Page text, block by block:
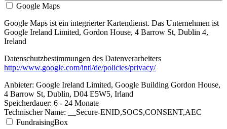
Google Maps
Google Maps ist ein integrierter Kartendienst. Das Unternehmen ist
Google Ireland Limited, Gordon House, 4 Barrow St, Dublin 4,
Ireland
Datenschutzbestimmungen des Datenverarbeiters
http://www.google.com/intl/de/policies/privacy/
Anbieter: Google Ireland Limited, Google Building Gordon House,
4 Barrow St, Dublin, D04 E5W5, Irland
Speicherdauer: 6 - 24 Monate
Technischer Name: __Secure-ENID,SOCS,CONSENT,AEC
FundraisingBox